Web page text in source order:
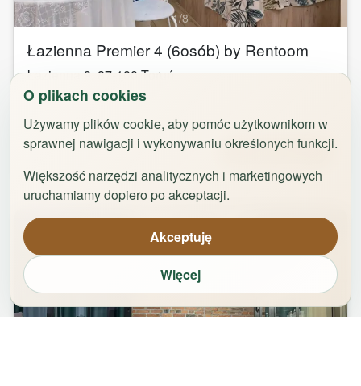
O plikach cookies
Używamy plików cookie, aby pomóc użytkownikom w
sprawnej nawigacji i wykonywaniu określonych funkcji.
Większość narzędzi analitycznych i marketingowych
uruchamiamy dopiero po akceptacji.
Więcej
Akceptuję
1/8
Łazienna Premier 4 (6osób) by Rentoom
Łazienna 9,87-100Toruń
Od323,00zł Zarezerwuj